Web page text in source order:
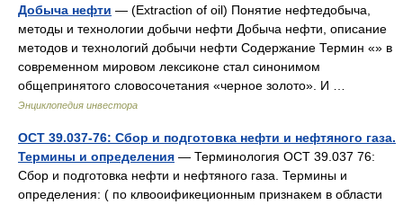
Добыча нефти — (Extraction of oil) Понятие нефтедобыча,
методы и технологии добычи нефти Добыча нефти, описание
методов и технологий добычи нефти Содержание Термин «» в
современном мировом лексиконе стал синонимом
общепринятого словосочетания «черное золото». И …
Энциклопедия инвестора
ОСТ 39.037-76: Сбор и подготовка нефти и нефтяного газа.
Термины и определения — Терминология ОСТ 39.037 76:
Сбор и подготовка нефти и нефтяного газа. Термины и
определения: ( по клвооификеционным признакем в области